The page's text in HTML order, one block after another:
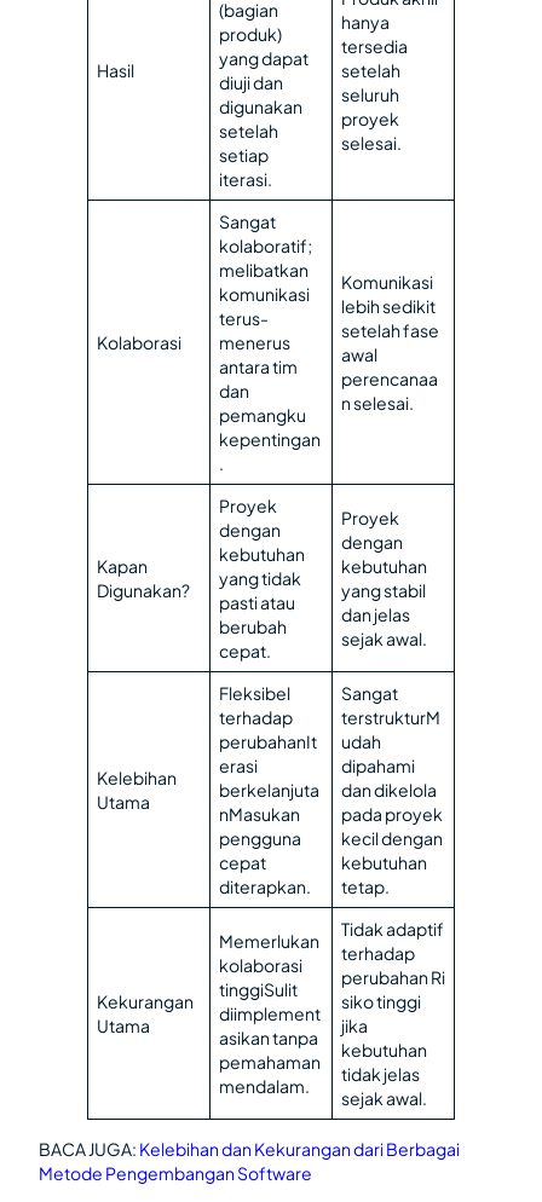
Hasil
(bagian
produk)
yang dapat
diuji dan
digunakan
setelah
setiap
iterasi.
hanya
tersedia
setelah
seluruh
proyek
selesai.
Kolaborasi
Sangat
kolaboratif;
melibatkan
komunikasi
terus-
menerus
antara tim
dan
pemangku
kepentingan
.
Komunikasi
lebih sedikit
setelah fase
awal
perencanaa
n selesai.
Kapan
Digunakan?
Proyek
dengan
kebutuhan
yang tidak
pasti atau
berubah
cepat.
Proyek
dengan
kebutuhan
yang stabil
dan jelas
sejak awal.
Kelebihan
Utama
Fleksibel
terhadap
perubahanIt
erasi
berkelanjuta
nMasukan
pengguna
cepat
diterapkan.
Sangat
terstrukturM
udah
dipahami
dan dikelola
pada proyek
kecil dengan
kebutuhan
tetap.
Kekurangan
Utama
Memerlukan
kolaborasi
tinggiSulit
diimplement
asikan tanpa
pemahaman
mendalam.
Tidak adaptif
terhadap
perubahan Ri
siko tinggi
jika
kebutuhan
tidak jelas
sejak awal.
BACA JUGA: Kelebihan dan Kekurangan dari Berbagai
Metode Pengembangan Software